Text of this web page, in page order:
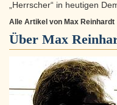
„Herrscher“ in heutigen
Alle Artikel von Max Reinhardt
Über Max